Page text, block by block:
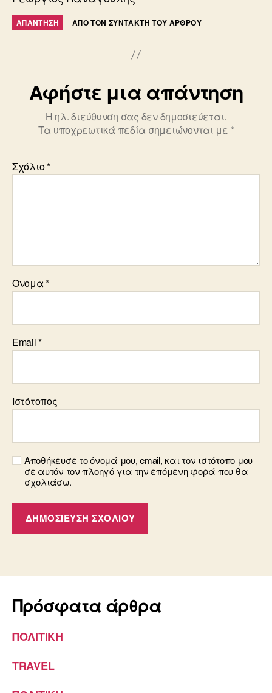
ΑΠΆΝΤΗΣΗ ΑΠΌ ΤΟΝ ΣΥΝΤΆΚΤΗ ΤΟΥ ΆΡΘΡΟΥ
Αφήστε μια απάντηση
Η ηλ. διεύθυνση σας δεν δημοσιεύεται.
Τα υποχρεωτικά πεδία σημειώνονται με *
Σχόλιο*
Όνομα*
Email*
Ιστότοπος
Αποθήκευσε το όνομά μου, email, και τον ιστότοπο μου
σε αυτόν τον πλοηγό για την επόμενη φορά που θα
σχολιάσω.
Πρόσφατα άρθρα
ΠΟΛΙΤΙΚΗ
TRAVEL